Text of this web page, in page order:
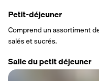
Petit-déjeuner
Comprend un assortiment
salés et sucrés.
Salle du petit déjeuner